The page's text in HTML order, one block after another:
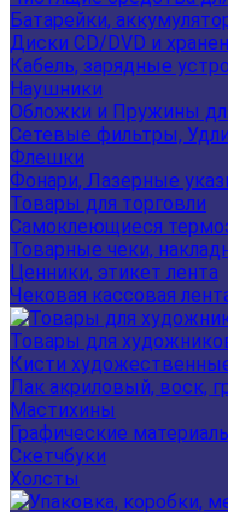
Батарейки,
Диски CD/DVD и
Кабель, зарядные
Наушники
Обложки и Пружины
Сетевые фильтры,
Флешки
Фонари, Лазерные
Товары для торговли
Самоклеющиеся
Товарные чеки,
Ценники, этикет лента
Чековая кассовая
Товары для
Кисти
Лак акриловый, воск,
Мастихины
Графические
Скетчбуки
Холсты